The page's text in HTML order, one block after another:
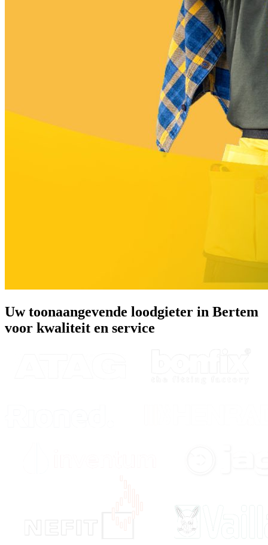
Uw toonaangevende loodgieter in Bertem
voor kwaliteit en service